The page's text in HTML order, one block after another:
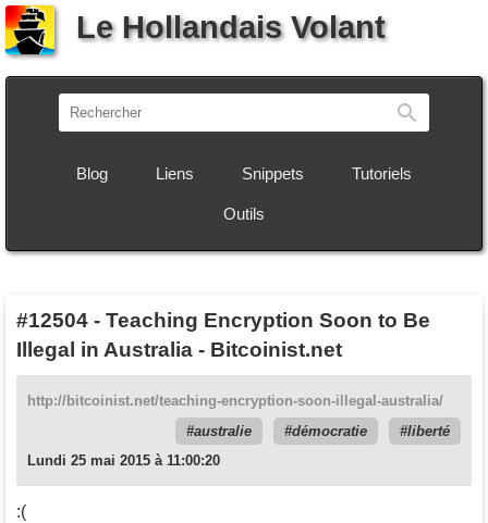
Le Hollandais Volant
Blog Liens Snippets Tutoriels
Outils
#12504 - Teaching Encryption Soon to Be
Illegal in Australia - Bitcoinist.net
http://bitcoinist.net/teaching-encryption-soon-illegal-australia/
australie
démocratie
liberté
Lundi 25 mai 2015 à 11:00:20
:(